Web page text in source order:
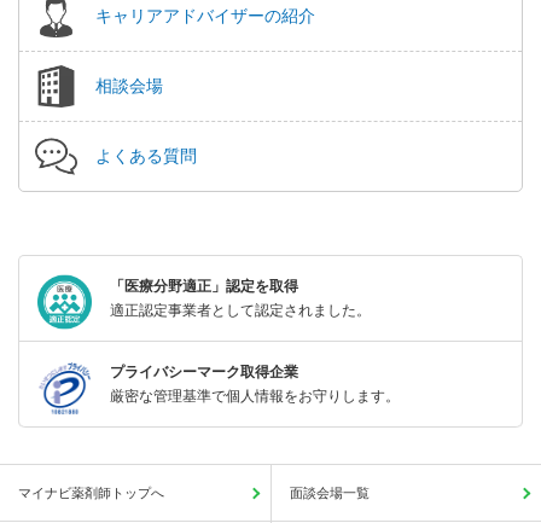
キャリアアドバイザーの紹介
相談会場
よくある質問
「医療分野適正」認定を取得
適正認定事業者として認定されました。
プライバシーマーク取得企業
厳密な管理基準で個人情報をお守りします。
マイナビ薬剤師トップへ 面談会場一覧